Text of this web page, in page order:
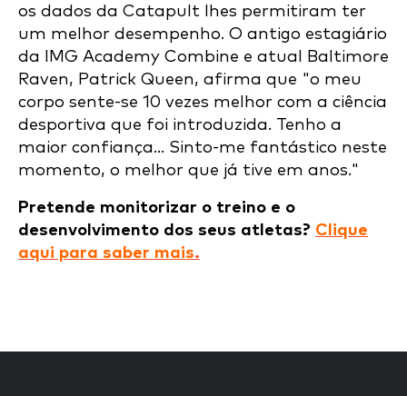
os dados da Catapult lhes permitiram ter
um melhor desempenho. O antigo estagiário
da IMG Academy Combine e atual Baltimore
Raven, Patrick Queen, afirma que "o meu
corpo sente-se 10 vezes melhor com a ciência
desportiva que foi introduzida. Tenho a
maior confiança... Sinto-me fantástico neste
momento, o melhor que já tive em anos."
Pretende monitorizar o treino e o
desenvolvimento dos seus atletas? Clique
aqui para saber mais.